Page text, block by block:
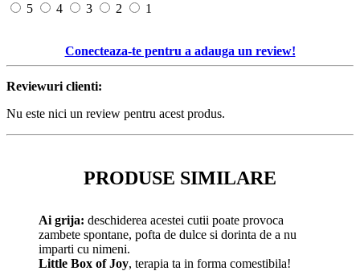
5
4 3 2 1
Conecteaza-te pentru a adauga un review!
Reviewuri clienti:
Nu este nici un review pentru acest produs.
PRODUSE SIMILARE
Ai grija: deschiderea acestei cutii poate provoca
zambete spontane, pofta de dulce si dorinta de a nu
imparti cu nimeni.
Little Box of Joy, terapia ta in forma comestibila!